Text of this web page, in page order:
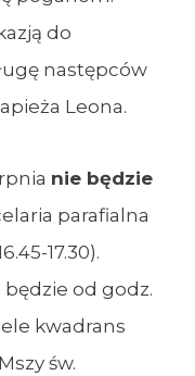
do
następców
Leona.
nie będzie
parafialna
17.30).
od godz.
kwadrans
św.